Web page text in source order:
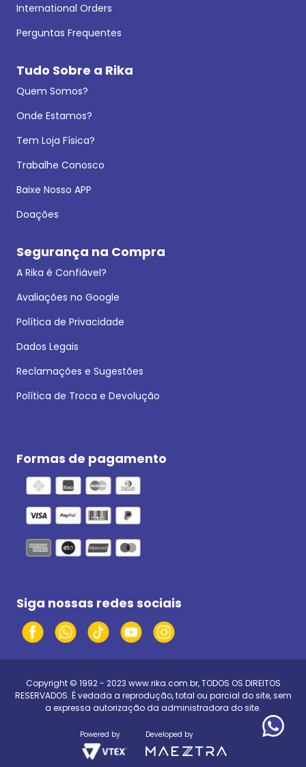
International Orders
Perguntas Frequentes
Tudo Sobre a Rika
Quem Somos?
Onde Estamos?
Tem Loja Física?
Trabalhe Conosco
Baixe Nosso APP
Doações
Segurança na Compra
A Rika é Confiável?
Avaliações no Google
Política de Privacidade
Dados Legais
Reclamações e Sugestões
Política de Troca e Devolução
Formas de pagamento
Siga nossas redes sociais
Copyright © 1992 - 2023 www.rika.com.br, TODOS OS DIREITOS
RESERVADOS. É vedada a reprodução, total ou parcial do site, sem
a expressa autorização da administradora do site.
Powered by Developed by